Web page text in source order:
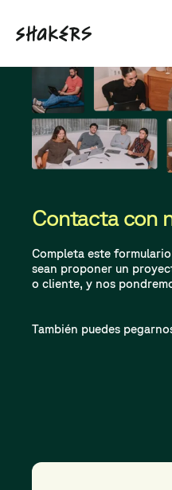
Contacta con
Completa este
sean proponer un
o cliente, y nos
También puedes